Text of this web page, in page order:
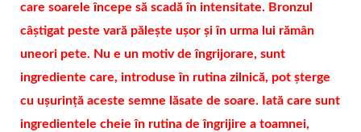
care soarele începe să scadă în intensitate. Bronzul
câștigat peste vară pălește ușor și în urma lui rămân
uneori pete. Nu e un motiv de îngrijorare, sunt
ingrediente care, introduse în rutina zilnică, pot șterge
cu ușurință aceste semne lăsate de soare. Iată care sunt
ingredientele cheie în rutina de îngrijire a toamnei,